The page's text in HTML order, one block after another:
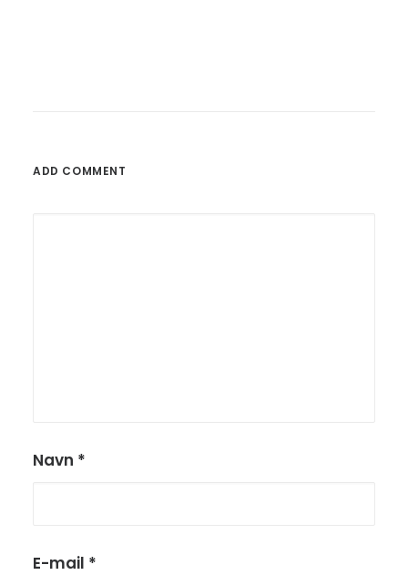
ADD COMMENT
Navn *
E-mail *